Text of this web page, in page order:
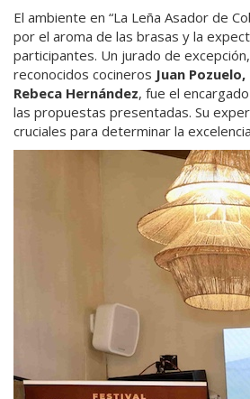
El ambiente en “La Leña Asador de
por el aroma de las brasas y la
participantes. Un jurado de
reconocidos cocineros Juan
Rebeca Hernández, fue el
las propuestas presentadas. Su
cruciales para determinar la